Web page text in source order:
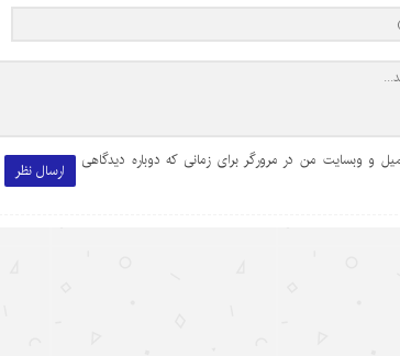
ارسال نظر
و وبسایت من در مرورگر برای زمانی که دوباره دیدگاهی